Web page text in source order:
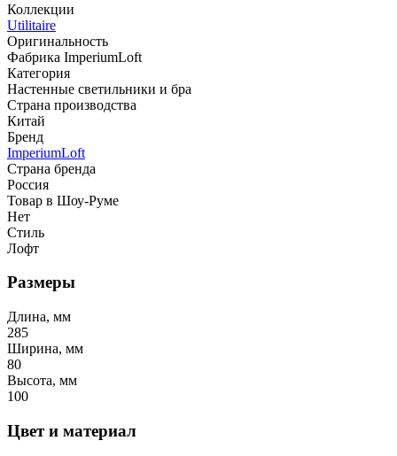
Коллекции
Utilitaire
Оригинальность
Фабрика ImperiumLoft
Категория
Настенные светильники и бра
Страна производства
Китай
Бренд
ImperiumLoft
Страна бренда
Россия
Товар в Шоу-Руме
Нет
Стиль
Лофт
Размеры
Длина, мм
285
Ширина, мм
80
Высота, мм
100
Цвет и материал